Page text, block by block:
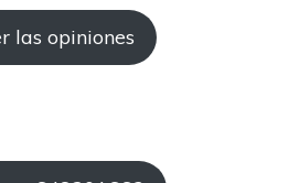
las opiniones